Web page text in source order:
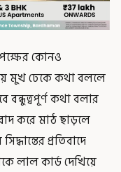
কোনও
মুখ ঢেকে কথা বললে
বন্ধুত্বপূর্ণ কথা বলার
করে মাঠ ছাড়লে
প্রতিবাদে
লাল কার্ড দেখিয়ে